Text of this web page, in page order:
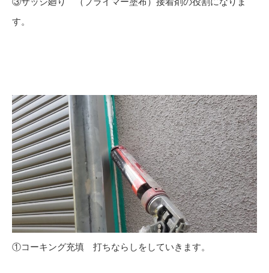
す。
①コーキング充填 打ちならしをしていきます。